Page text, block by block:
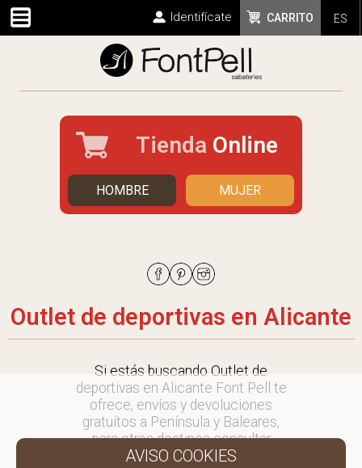
ES
CARRITO
Identifícate
Tienda Online
HOMBRE MUJER
Outlet de deportivas en Alicante
Si estás buscando Outlet de
deportivas en Alicante Font Pell te
ofrece, envíos y devoluciones
gratuítos a Península y Baleares,
para otros destinos consultar
en comercial@fontpell.com.